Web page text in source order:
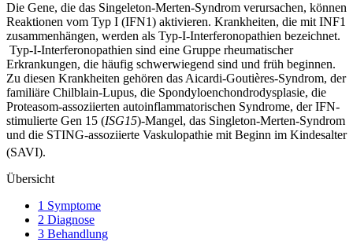
Die Gene, die das Singeleton-Merten-Syndrom verursachen, können
Reaktionen vom Typ I (IFN1) aktivieren. Krankheiten, die mit INF1
zusammenhängen, werden als Typ-I-Interferonopathien bezeichnet.
Typ-I-Interferonopathien sind eine Gruppe rheumatischer
Erkrankungen, die häufig schwerwiegend sind und früh beginnen.
Zu diesen Krankheiten gehören das Aicardi-Goutières-Syndrom, der
familiäre Chilblain-Lupus, die Spondyloenchondrodysplasie, die
Proteasom-assoziierten autoinflammatorischen Syndrome, der IFN-
stimulierte Gen 15 (ISG15)-Mangel, das Singleton-Merten-Syndrom
und die STING-assoziierte Vaskulopathie mit Beginn im Kindesalter
(SAVI).
Übersicht
1 Symptome
2 Diagnose
3 Behandlung